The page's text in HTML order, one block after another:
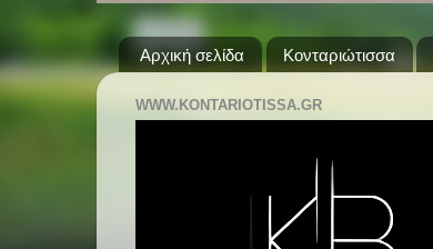
Αρχική σελίδα Κονταριώτισσα
WWW.KONTARIOTISSA.GR